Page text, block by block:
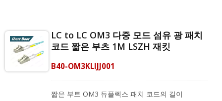
다양한 단일 모드 및 다중 모드 섬유 피그테일을 제
공하며, 전체 제품 정보는 저희에게 문의하십시오.
LC to LC OM3 다중 모드 섬유 광 패치
코드 짧은 부츠 1M LSZH 재킷
B40-OM3KLIJJ001
짧은 부트 OM3 듀플렉스 패치 코드의 길이